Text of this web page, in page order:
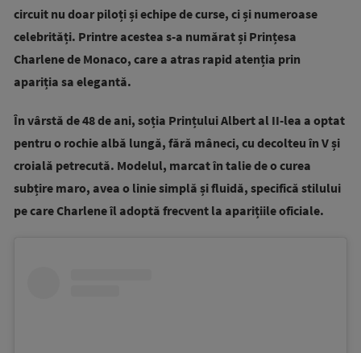
circuit nu doar piloți și echipe de curse, ci și numeroase
celebrități. Printre acestea s-a numărat și Prințesa
Charlene de Monaco, care a atras rapid atenția prin
apariția sa elegantă.
În vârstă de 48 de ani, soția Prințului Albert al II-lea a optat
pentru o rochie albă lungă, fără mâneci, cu decolteu în V și
croială petrecută. Modelul, marcat în talie de o curea
subțire maro, avea o linie simplă și fluidă, specifică stilului
pe care Charlene îl adoptă frecvent la aparițiile oficiale.